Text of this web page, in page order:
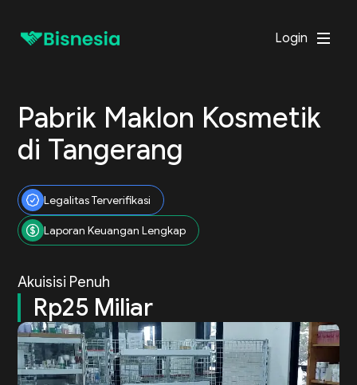
Login
Pabrik Maklon Kosmetik
di Tangerang
Legalitas Terverifikasi
Laporan Keuangan Lengkap
Akuisisi Penuh
Rp25 Miliar